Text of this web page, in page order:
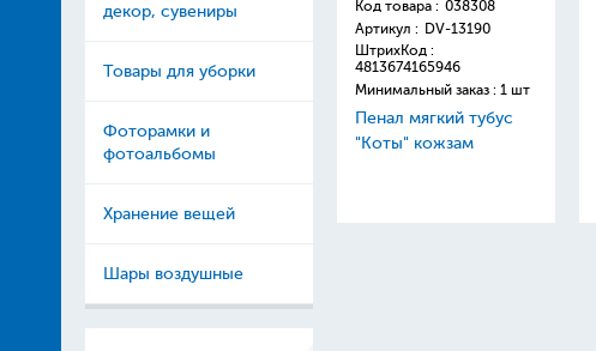
декор, сувениры
Товары для уборки
Фоторамки и
фотоальбомы
Хранение вещей
Шары воздушные
Код товара : 038308
Артикул : DV-13190
ШтрихКод :
4813674165946
Минимальный заказ : 1 шт
Пенал мягкий тубус
"Коты" кожзам